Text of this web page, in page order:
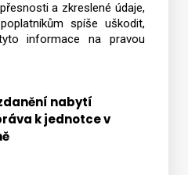
a zkreslené údaje,
spíše uškodit,
informace na pravou
nabytí
k jednotce v